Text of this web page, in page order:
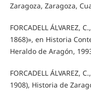
Zaragoza, Zaragoza,
FORCADELL ÁLVAREZ,
1868)», en Historia
Heraldo de Aragón,
FORCADELL ÁLVAREZ,
1908), Historia de